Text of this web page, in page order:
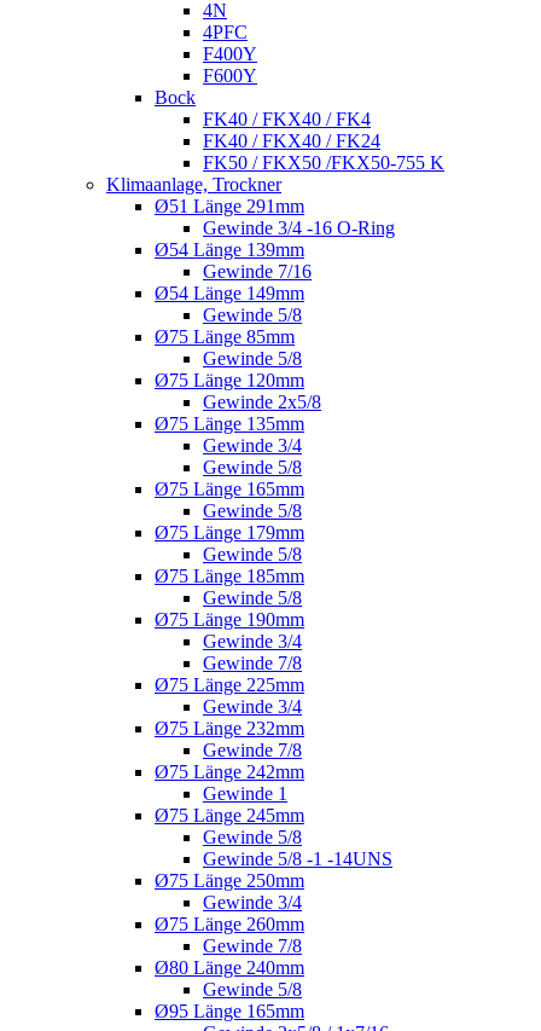
4N
4PFC
F400Y
F600Y
Bock
FK40 / FKX40 / FK4
FK40 / FKX40 / FK24
FK50 / FKX50 /FKX50-755 K
Klimaanlage, Trockner
Ø51 Länge 291mm
Gewinde 3/4 -16 O-Ring
Ø54 Länge 139mm
Gewinde 7/16
Ø54 Länge 149mm
Gewinde 5/8
Ø75 Länge 85mm
Gewinde 5/8
Ø75 Länge 120mm
Gewinde 2x5/8
Ø75 Länge 135mm
Gewinde 3/4
Gewinde 5/8
Ø75 Länge 165mm
Gewinde 5/8
Ø75 Länge 179mm
Gewinde 5/8
Ø75 Länge 185mm
Gewinde 5/8
Ø75 Länge 190mm
Gewinde 3/4
Gewinde 7/8
Ø75 Länge 225mm
Gewinde 3/4
Ø75 Länge 232mm
Gewinde 7/8
Ø75 Länge 242mm
Gewinde 1
Ø75 Länge 245mm
Gewinde 5/8
Gewinde 5/8 -1 -14UNS
Ø75 Länge 250mm
Gewinde 3/4
Ø75 Länge 260mm
Gewinde 7/8
Ø80 Länge 240mm
Gewinde 5/8
Ø95 Länge 165mm